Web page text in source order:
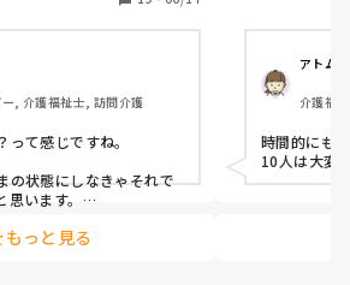
, 介護福祉士, 訪問介護
て感じですね。
の状態にしなきゃそれで
います。
トしてるんですけど、お
っと見る
ますか？
どこの特養で
か？
アトム
介護福
時間的にも
10人は大変